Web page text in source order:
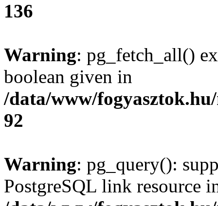
136
Warning: pg_fetch_all()
boolean given in
/data/www/
92
Warning: pg_query():
PostgreSQL link resource